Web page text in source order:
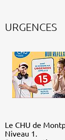
URGENCES
Le CHU de
Niveau 1.